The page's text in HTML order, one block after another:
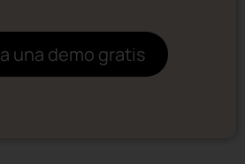
una demo gratis